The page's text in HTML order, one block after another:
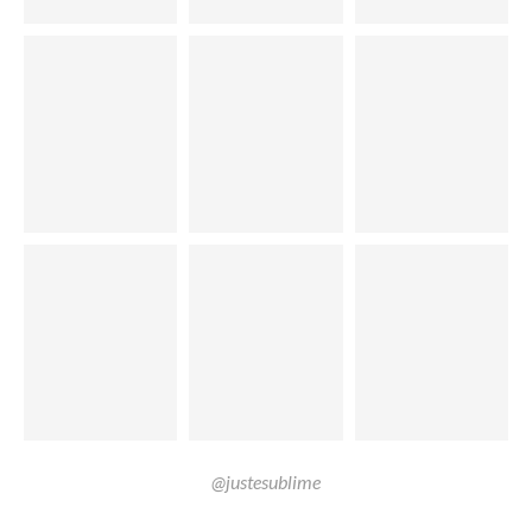
@justesublime